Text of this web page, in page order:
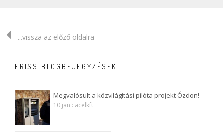
...vissza az előző oldalra
FRISS BLOGBEJEGYZÉSEK
Megvalósult a közvilágítási pilóta projekt Ózdon!
10 jan : acelkft